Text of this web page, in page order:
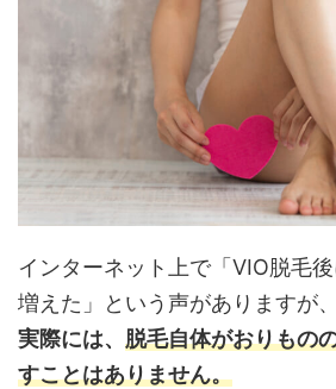
インターネット上で「VIO脱毛
増えた」という声がありますが
実際には、 脱毛自体がおりもの
すことはありません。